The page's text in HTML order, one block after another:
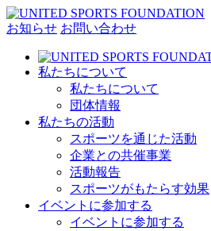
お知らせ お問い合わせ
私たちについて
私たちについて
団体情報
私たちの活動
スポーツを通じた活動
企業との共催事業
活動報告
スポーツがもたらす効果
イベントに参加する
イベントに参加する